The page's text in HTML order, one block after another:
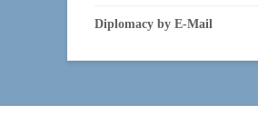
Diplomacy by E‑Mail